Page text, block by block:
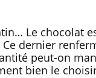
Le chocolat
dernier
peut-on
bien le